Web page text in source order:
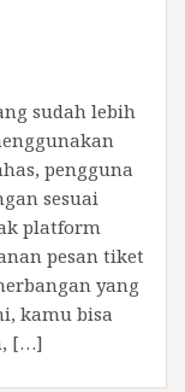
sudah lebih
pengguna
sesuai
platform
pesan tiket
yang
kamu bisa
[…]